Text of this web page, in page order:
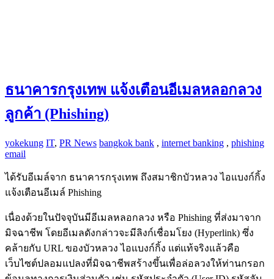
ธนาคารกรุงเทพ แจ้งเตือนอีเมลหลอกลวง
ลูกค้า (Phishing)
yokekung IT, PR News bangkok bank , internet banking , phishing
email
ได้รับอีเมล์จาก ธนาคารกรุงเทพ ถึงสมาชิกบัวหลวง ไอแบงก์กิ้ง
แจ้งเตือนอีเมล์ Phishing
เนื่องด้วยในปัจจุบันมีอีเมลหลอกลวง หรือ Phishing ที่ส่งมาจาก
มิจฉาชีพ โดยอีเมลดังกล่าวจะมีลิงก์เชื่อมโยง (Hyperlink) ซึ่ง
คล้ายกับ URL ของบัวหลวง ไอแบงก์กิ้ง แต่แท้จริงแล้วคือ
เว็บไซต์ปลอมแปลงที่มิจฉาชีพสร้างขึ้นเพื่อล่อลวงให้ท่านกรอก